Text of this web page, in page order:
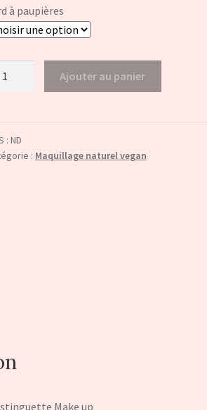
à paupières
Ajouter au panier
: ND
: Maquillage naturel vegan
Make up